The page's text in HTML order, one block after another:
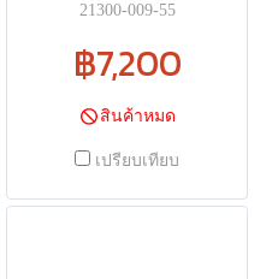
21300-009-55
฿7,200
สินค้าหมด
เปรียบเทียบ